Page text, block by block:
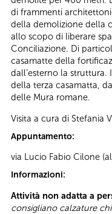
di frammenti
della demolizione della
allo scopo di liberare
Conciliazione. Di
casamatte della
dall’esterno la struttura.
della terza casamatta,
delle Mura romane.
Visita a cura di Stefania
Appuntamento:
via Lucio Fabio Cilone
Informazioni:
Attività non adatta a
consigliano calzature